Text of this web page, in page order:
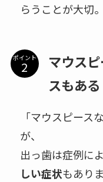
らうことが大切。
ポイント
マウス
スもある
「マウスピース
が、
出っ歯は症例に
しい症状もありま